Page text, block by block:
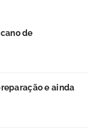
de
e ainda